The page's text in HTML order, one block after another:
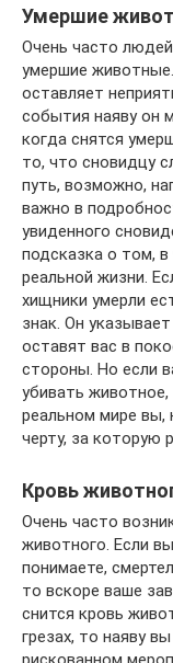
Умершие
Очень часто людей
умершие
оставляет
события наяву он
когда снятся
то, что сновидцу
путь, возможно,
важно в
увиденного
подсказка о том,
реальной жизни.
хищники умерли
знак. Он
оставят вас в
стороны. Но если
убивать
реальном мире вы,
черту, за которую
Кровь
Очень часто
животного. Если
понимаете,
то вскоре ваше
снится кровь
грезах, то наяву